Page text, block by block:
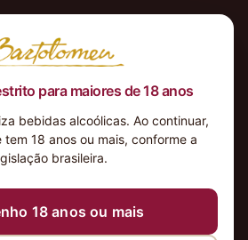
para maiores de 18 anos
bebidas alcoólicas. Ao continuar,
18 anos ou mais, conforme a
brasileira.
18 anos ou mais